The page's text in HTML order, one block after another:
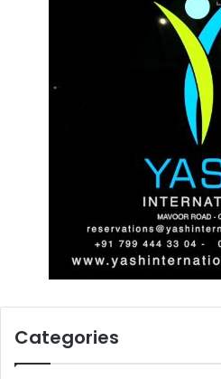
Categories